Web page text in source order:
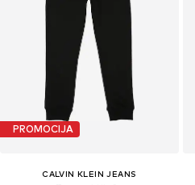
PROMOCIJA
CALVIN KLEIN JEANS